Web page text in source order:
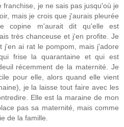
franchise, je ne sais pas jusqu'où je
mais je crois que j'aurais pleurée
copine m'aurait dit qu'elle est
très chanceuse et j'en profite. Je
j'en ai rat le pompom, mais j'adore
frise la quarantaine et qui est
récemment de la maternité. Je
pour elle, alors quand elle vient
je la laisse tout faire avec les
Elle est la maraine de mon
pas sa maternité, mais comme
de la famille.